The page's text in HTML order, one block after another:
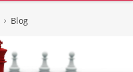
Blog